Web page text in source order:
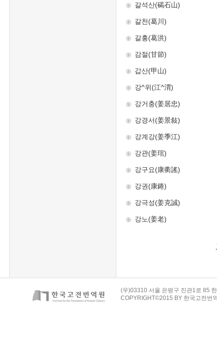
(우)03310 서울 은평구 진관1로 85
COPYRIGHT©2015 BY 한국고전번